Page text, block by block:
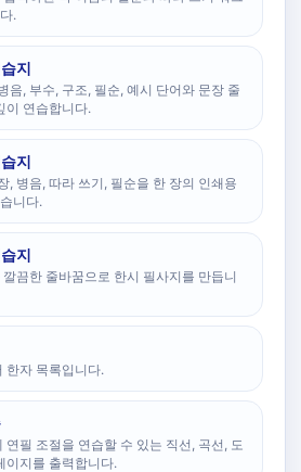
.
지
음, 부수, 구조, 필순, 예시 단어와 문장 줄
이 연습합니다.
지
, 병음, 따라 쓰기, 필순을 한 장의 인쇄용
니다.
지
끔한 줄바꿈으로 한시 필사지를 만듭니
한자 목록입니다.
연필 조절을 연습할 수 있는 직선, 곡선, 도
이지를 출력합니다.